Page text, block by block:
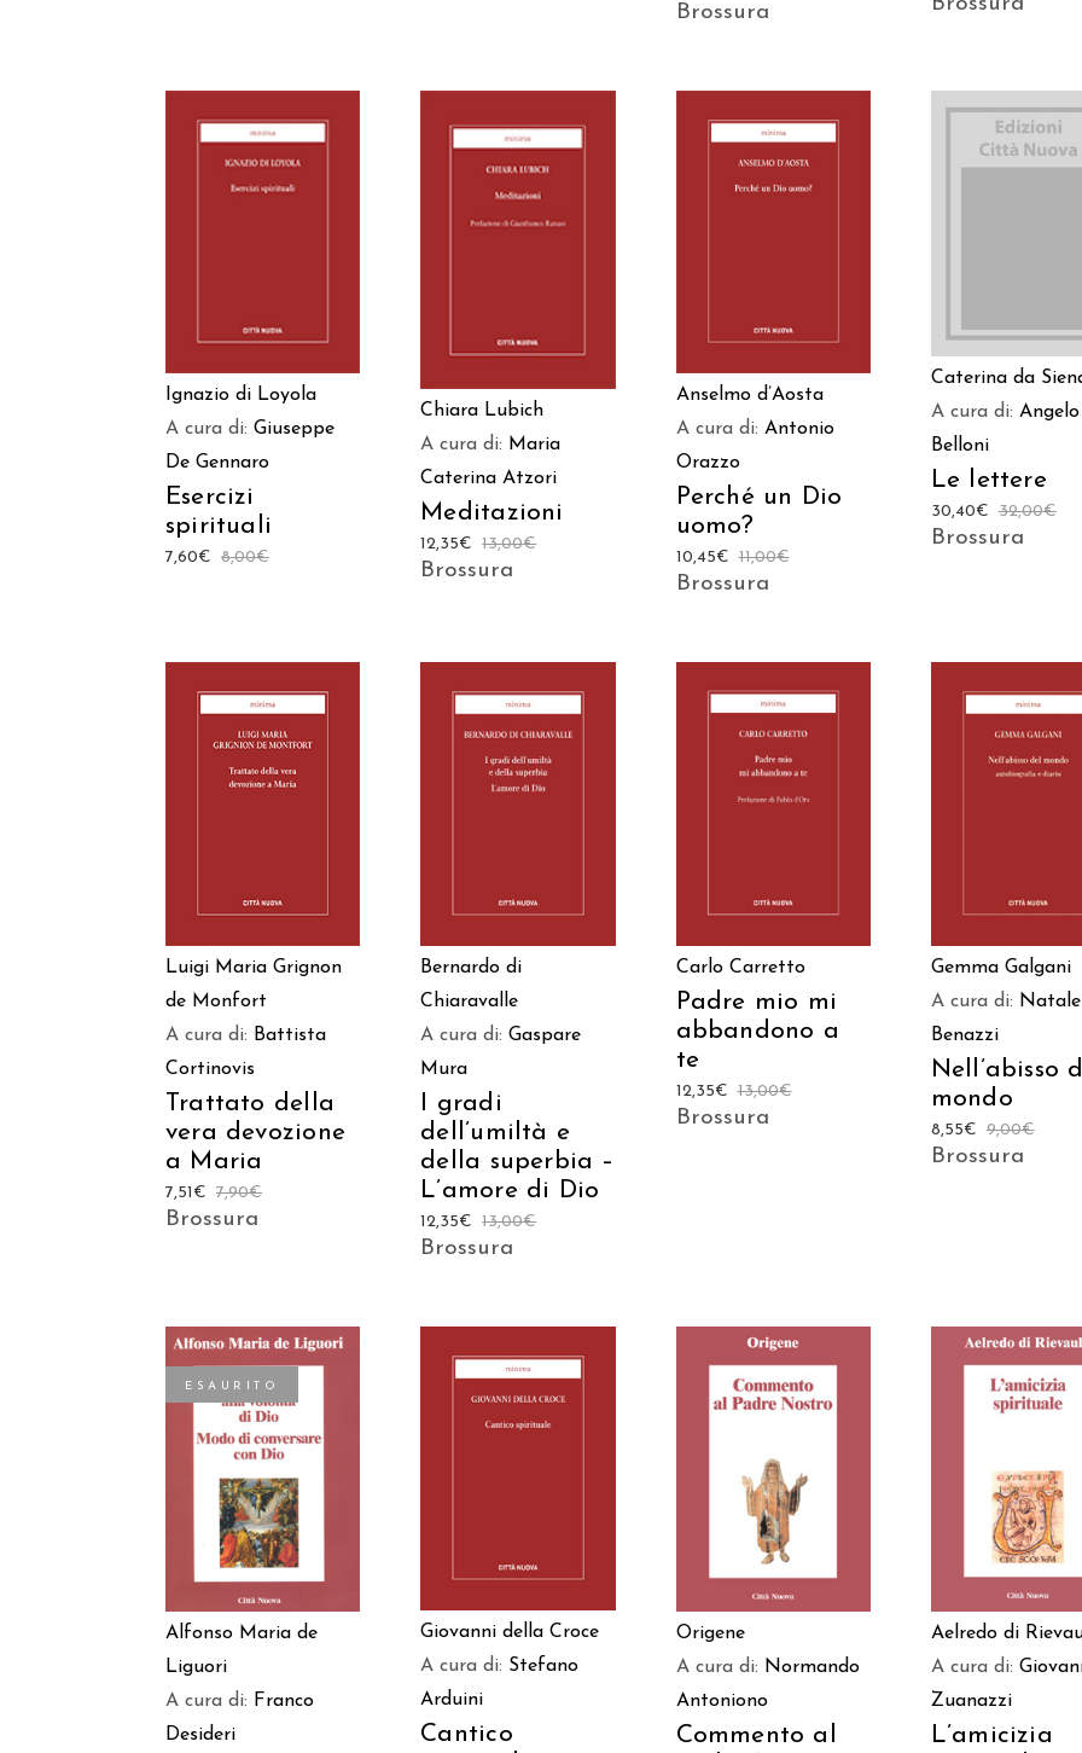
Brossura
Ignazio di Loyola
A cura di: Giuseppe
De Gennaro
Esercizi
spirituali
8,00€
7,60€
AGGIUNGI AL
Chiara Lubich
A cura di: Maria
Caterina Atzori
Meditazioni
13,00€
12,35€
Brossura
Anselmo d’Aosta
A cura di: Antonio
Orazzo
Perché un Dio
uomo?
11,00€
10,45€
Brossura
Caterina da
A cura di: Angelo
Belloni
Le lettere
32,00€
30,40€
Brossura
AGGIUNGI AL
Luigi Maria Grignon
de Monfort
A cura di: Battista
Cortinovis
Trattato della
vera devozione
a Maria
7,90€
7,51 €
Brossura
AGGIUNGI AL
Bernardo di
Chiaravalle
A cura di:Gaspare
Mura
I gradi
dell’umiltà e
della superbia –
L’amore di Dio
13,00€
12,35€
Brossura
Carlo Carretto
Padre mio mi
abbandono a
te
13,00€
12,35€
Brossura
Gemma Galgani
A cura di: Natale
Benazzi
Nell’abisso
mondo
9,00€
8,55€
Brossura
ESAURITO
Alfonso Maria de
Liguori
A cura di: Franco
Desideri
Giovanni della Croce
A cura di: Stefano
Arduini
Cantico
CARRELLO
Origene
A cura di: Normando
Antoniono
Commento al
CARRELLO
Aelredo di
A cura di:
Zuanazzi
L’amicizia